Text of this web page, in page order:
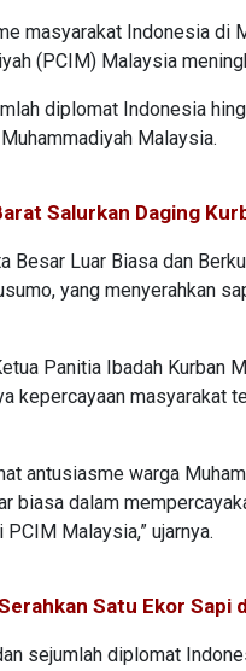
masyarakat Indonesia di
(PCIM) Malaysia
diplomat Indonesia
Malaysia.
Salurkan Daging
Besar Luar Biasa dan
yang menyerahkan
Panitia Ibadah Kurban
kepercayaan masyarakat
antusiasme warga
biasa dalam
Malaysia,” ujarnya.
Satu Ekor Sapi
sejumlah diplomat